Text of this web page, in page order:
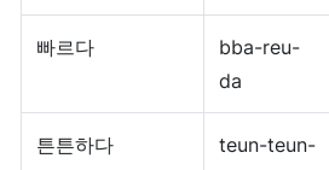
빠르다
bba-reu-
da
튼튼하다
teun-teun-